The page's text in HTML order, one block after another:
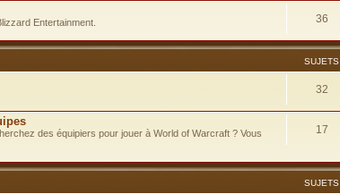
Entertainment.
36
SUJETS
32
des équipiers pour jouer à World of Warcraft ? Vous
17
SUJETS